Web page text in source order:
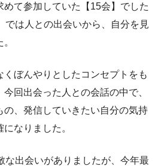
て参加していた【15会】でした
では人との出会いから、自分を見
ぼんやりとしたコンセプトをも
回出会った人との会話の中で、
の、発信していきたい自分の気持
なりました。
な出会いがありましたが、今年最